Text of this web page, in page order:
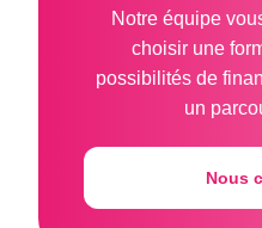
Notre équipe
choisir une
possibilités de
un
Nous